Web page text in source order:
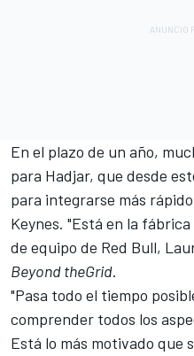
En el plazo de un año,
para Hadjar, que desde
para integrarse más
Keynes. "Está en la
de equipo de Red Bull,
Beyond theGrid.
"Pasa todo el tiempo
comprender todos los
Está lo más motivado que